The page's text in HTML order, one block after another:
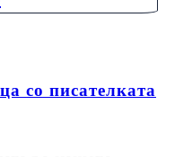
со писателката